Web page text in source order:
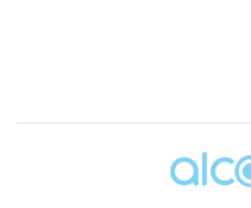
Brands Carousel